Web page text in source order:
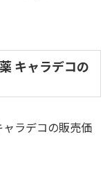
キャラデコの
ラデコの販売価